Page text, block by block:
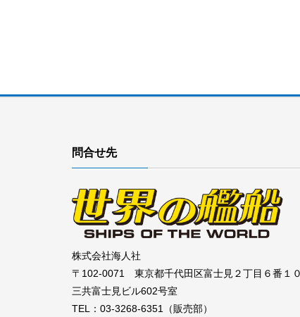
問合せ先
株式会社海人社
〒102-0071 東京都千代田区富士見２丁目６番１
三共富士見ビル602号室
TEL：03-3268-6351（販売部）